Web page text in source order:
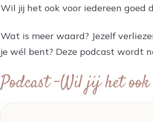
Wil jij het ook voor iedereen goed
Wat is meer waard? Jezelf
je wél bent? Deze podcast wordt
Podcast -Wil jij het ook